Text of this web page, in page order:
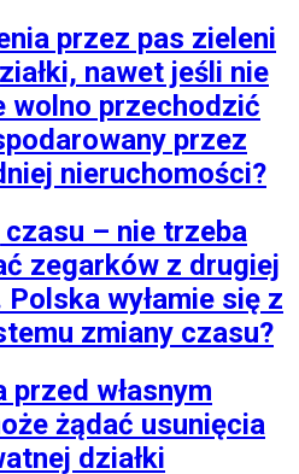
przez pas zieleni
nawet jeśli nie
wolno przechodzić
przez
nieruchomości?
– nie trzeba
zegarków z drugiej
wyłamie się z
zmiany czasu?
własnym
żądać usunięcia
działki